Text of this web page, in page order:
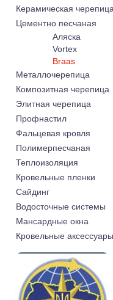
Керамическая черепица
Цементно песчаная
Аляска
Vortex
Braas
Металлочерепица
Композитная черепица
Элитная черепица
Профнастил
Фальцевая кровля
Полимерпесчаная
Теплоизоляция
Кровельные пленки
Cайдинг
Водосточные системы
Мансардные окна
Кровельные аксессуары